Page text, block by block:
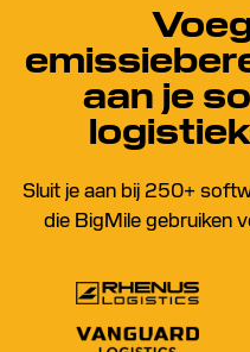
aan je
Sluit je aan bij 250+
die BigMile gebruiken